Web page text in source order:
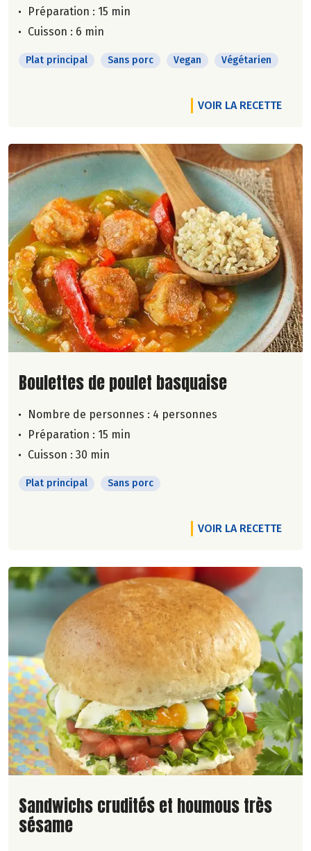
Préparation : 15 min
Cuisson : 6 min
Plat principal Sans porc Vegan Végétarien
VOIR LA RECETTE
Lire la suite de la recette
Boulettes de poulet basquaise
Nombre de personnes : 4 personnes
Préparation : 15 min
Cuisson : 30 min
Plat principal Sans porc
VOIR LA RECETTE
Lire la suite de la recette
Sandwichs crudités et houmous très
sésame